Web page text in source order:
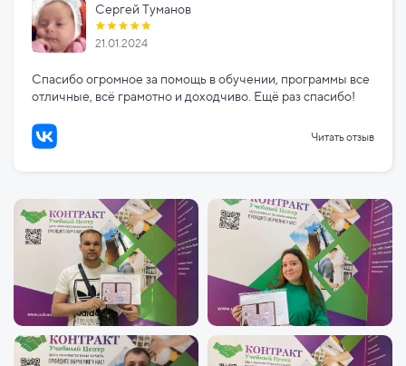
Сергей Туманов
21.01.2024
Спасибо огромное за помощь в обучении, программы все
отличные, всё грамотно и доходчиво. Ещё раз спасибо!
Читать отзыв